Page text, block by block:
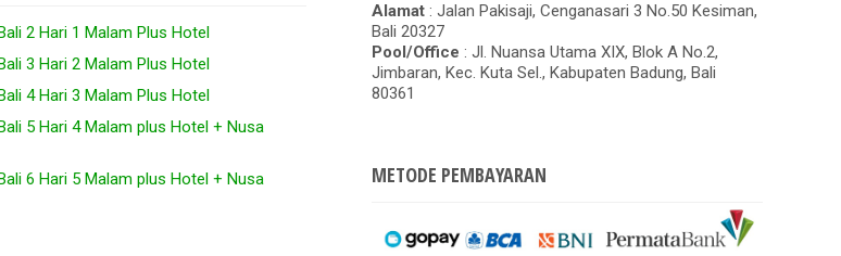
2 Hari 1 Malam Plus Hotel
3 Hari 2 Malam Plus Hotel
4 Hari 3 Malam Plus Hotel
5 Hari 4 Malam plus Hotel + Nusa
6 Hari 5 Malam plus Hotel + Nusa
Alamat: Jalan Pakisaji, Cenganasari 3 No.50 Kesiman,
Bali 20327
Pool/Office : Jl. Nuansa Utama XIX, Blok A No.2,
Jimbaran, Kec. Kuta Sel., Kabupaten Badung, Bali
80361
METODE PEMBAYARAN